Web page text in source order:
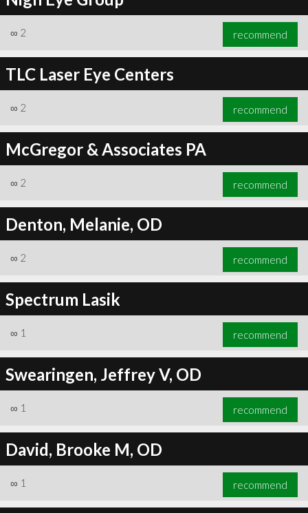
∞ 2 recommend
TLC Laser Eye Centers
∞ 2 recommend
McGregor & Associates PA
∞ 2 recommend
Denton, Melanie, OD
∞ 2 recommend
Spectrum Lasik
∞ 1 recommend
Swearingen, Jeffrey V, OD
∞ 1 recommend
David, Brooke M, OD
∞ 1 recommend